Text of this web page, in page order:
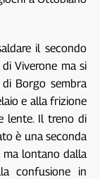
il secondo
Viverone ma si
Borgo sembra
e alla frizione
lente. Il treno di
è una seconda
ma lontano dalla
confusione in